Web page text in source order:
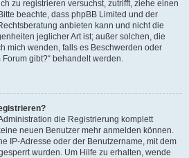
zu registrieren versuchst, zutrifft, ziehe einen
beachte, dass phpBB Limited und der
anbieten kann und nicht die
jeglicher Art ist; außer solchen, die
mich wenden, falls es Beschwerden oder
gibt?“ behandelt werden.
die Registrierung komplett
neuen Benutzer mehr anmelden können.
IP-Adresse oder der Benutzername, mit dem
wurden. Um Hilfe zu erhalten, wende